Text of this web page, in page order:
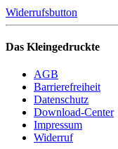
Widerrufsbutton
Das Kleingedruckte
AGB
Barrierefreiheit
Datenschutz
Download-Center
Impressum
Widerruf